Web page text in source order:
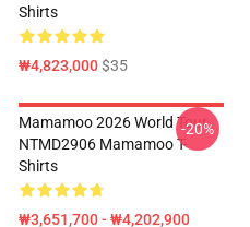
Shirts
₩4,823,000$35
Mamamoo 2026 World Tour
NTMD2906 Mamamoo T-
Shirts
₩3,651,700 - ₩4,202,900
-20%